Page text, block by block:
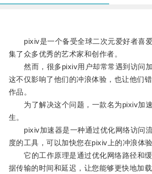
pixiv是一个备受全球二次元爱好者喜爱
集了众多优秀的艺术家和创作者。
然而，很多pixiv用户却常常遇到访问加
这不仅影响了他们的冲浪体验，也让他们
作品。
为了解决这个问题，一款名为pixiv加速
生。
pixiv加速器是一种通过优化网络访问流
度的工具，可以加快您在pixiv上的冲浪体验
它的工作原理是通过优化网络路径和缓
据传输的时间和延迟，让您能够更快地加